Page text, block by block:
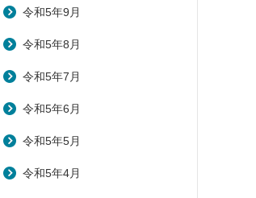
令和5年9月
令和5年8月
令和5年7月
令和5年6月
令和5年5月
令和5年4月